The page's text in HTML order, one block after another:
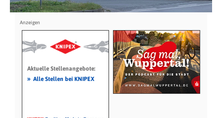
Aktuelle Stellenangebote:
» Alle Stellen bei KNIPEX